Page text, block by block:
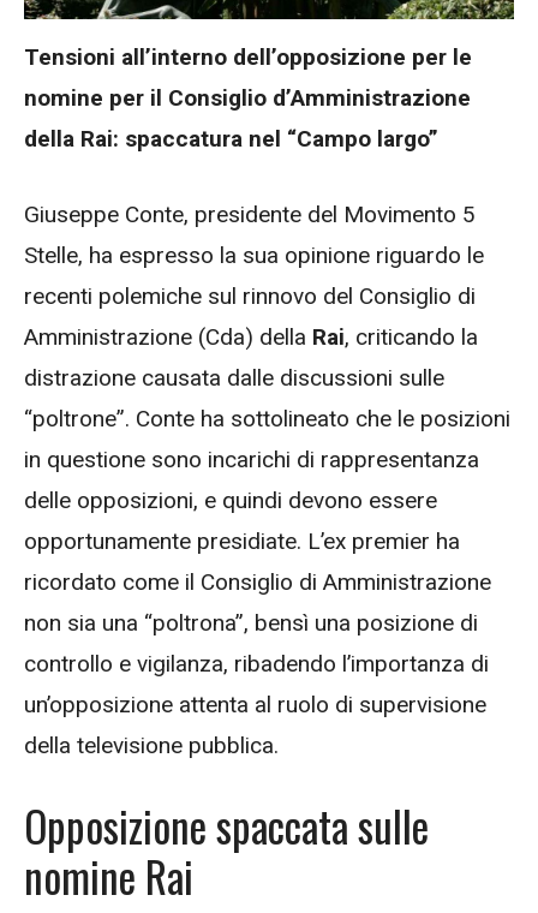
Tensioni all’interno dell’opposizione per le
nomine per il Consiglio d’Amministrazione
della Rai: spaccatura nel “Campo largo”
Giuseppe Conte, presidente del Movimento 5
Stelle, ha espresso la sua opinione riguardo le
recenti polemiche sul rinnovo del Consiglio di
Amministrazione (Cda) della Rai, criticando la
distrazione causata dalle discussioni sulle
“poltrone”. Conte ha sottolineato che le posizioni
in questione sono incarichi di rappresentanza
delle opposizioni, e quindi devono essere
opportunamente presidiate. L’ex premier ha
ricordato come il Consiglio di Amministrazione
non sia una “poltrona”, bensì una posizione di
controllo e vigilanza, ribadendo l’importanza di
un’opposizione attenta al ruolo di supervisione
della televisione pubblica.
Opposizione spaccata sulle
nomine Rai